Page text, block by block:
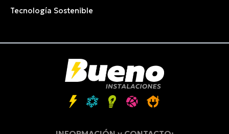
Tecnología Sostenible